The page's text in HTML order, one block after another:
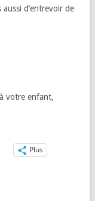
d’entrevoir de
votre enfant,
Plus